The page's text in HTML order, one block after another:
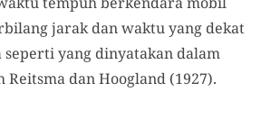
jarak dan waktu yang dekat
seperti yang dinyatakan dalam
Reitsma dan Hoogland (1927).